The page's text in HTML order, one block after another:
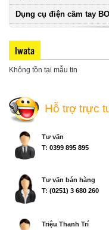
Dụng cụ điện cầm tay
Iwata
Không tồn tại mẫu tin
Hỗ trợ trực
Tư vấn
T: 0399 895 895
Tư vấn bán hàng
T: (0251) 3 680 260
Triệu Thanh Trí